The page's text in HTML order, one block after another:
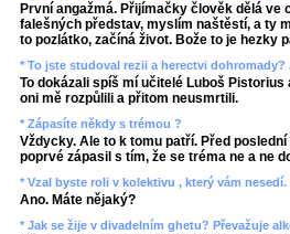
První angažmá. Přijímačky člověk dělá ve
falešných představ, myslím naštěstí, a ty
to pozlátko, začíná život. Bože to je hezky
* To jste studoval rezii a herectvi dohromady?
To dokázali spíš mí učitelé Luboš
oni mě rozpůlili a přitom neusmrtili.
* Zápasíte někdy s trémou ?
Vždycky. Ale to k tomu patří. Před
poprvé zápasil s tím, že se tréma ne a ne
* Vzal byste roli v kolektivu , který vám nesedí.
Ano. Máte nějaký?
* Jak se žije v divadelním ghetu? Převažuje